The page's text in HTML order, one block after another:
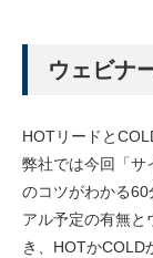
ウェビナ
HOTリードと
弊社では今回「サ
のコツがわかる
アル予定の有無と
き、HOTかCOLD